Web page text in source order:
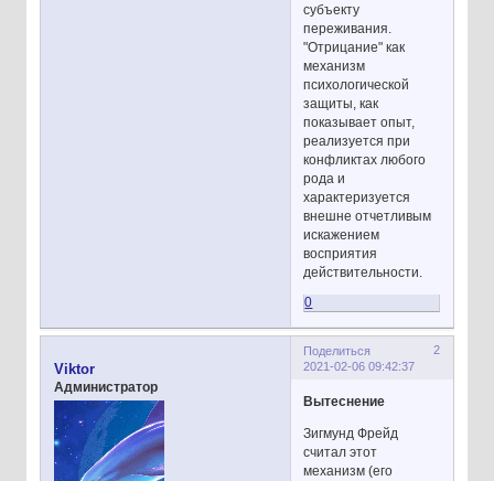
субъекту
переживания.
"Отрицание" как
механизм
психологической
защиты, как
показывает опыт,
реализуется при
конфликтах любого
рода и
характеризуется
внешне отчетливым
искажением
восприятия
действительности.
0
Поделиться
2
2021-02-06 09:42:37
Viktor
Администратор
Вытеснение
Зигмунд Фрейд
считал этот
механизм (его